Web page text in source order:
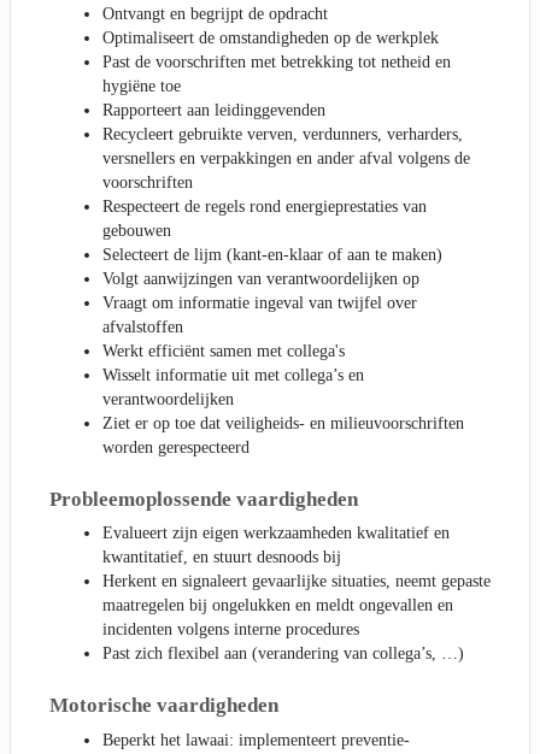
Ontvangt en begrijpt de opdracht
Optimaliseert de omstandigheden op de werkplek
Past de voorschriften met betrekking tot netheid en
hygiëne toe
Rapporteert aan leidinggevenden
Recycleert gebruikte verven, verdunners, verharders,
versnellers en verpakkingen en ander afval volgens de
voorschriften
Respecteert de regels rond energieprestaties van
gebouwen
Selecteert de lijm (kant-en-klaar of aan te maken)
Volgt aanwijzingen van verantwoordelijken op
Vraagt om informatie ingeval van twijfel over
afvalstoffen
Werkt efficiënt samen met collega's
Wisselt informatie uit met collega’s en
verantwoordelijken
Ziet er op toe dat veiligheids- en milieuvoorschriften
worden gerespecteerd
Probleemoplossende vaardigheden
Evalueert zijn eigen werkzaamheden kwalitatief en
kwantitatief, en stuurt desnoods bij
Herkent en signaleert gevaarlijke situaties, neemt gepaste
maatregelen bij ongelukken en meldt ongevallen en
incidenten volgens interne procedures
Past zich flexibel aan (verandering van collega’s, …)
Motorische vaardigheden
Beperkt het lawaai: implementeert preventie-